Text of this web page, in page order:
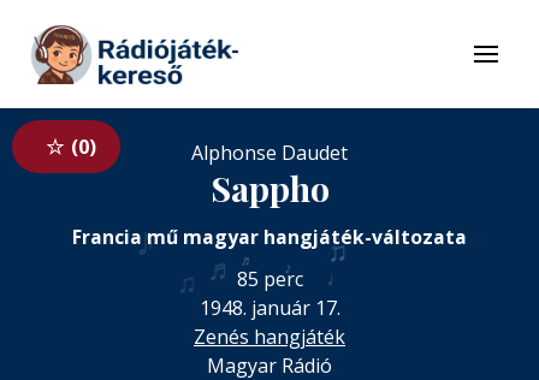
Tovább a tartalomhoz
Menü
0
♪
♫ ♬
♪
♩
♫
♪
♬
Alphonse Daudet
Sappho
Francia mű magyar hangjáték-változata
85 perc
1948. január 17.
Zenés hangjáték
Magyar Rádió